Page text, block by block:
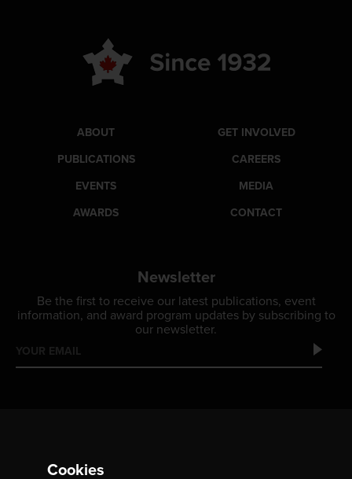
ABOUT
PUBLICATIONS
EVENTS
AWARDS
GET INVOLVED
CAREERS
MEDIA
CONTACT
Newsletter
Be the first to receive our latest publications, event
information, and award program updates by subscribing to
our newsletter.
Cookies